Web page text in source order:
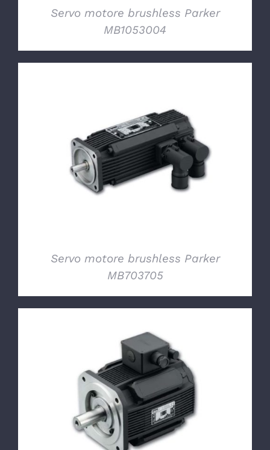
Servo motore brushless Parker
MB1053004
DETTAGLI
Servo motore brushless Parker
MB703705
DETTAGLI